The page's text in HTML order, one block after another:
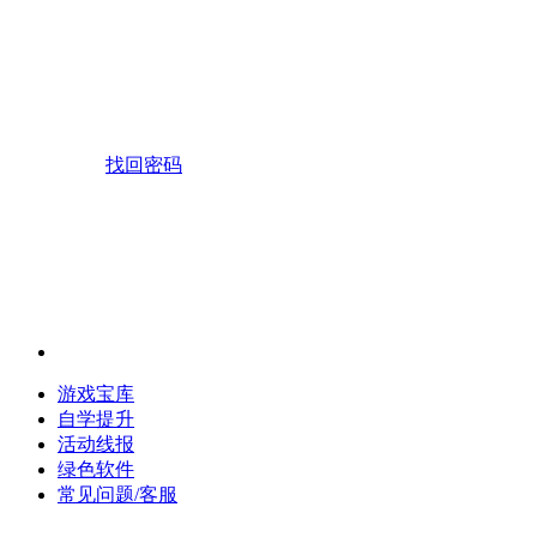
找回密码
游戏宝库
自学提升
活动线报
绿色软件
常见问题/客服